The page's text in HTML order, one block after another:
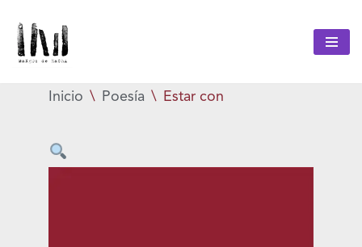
Saltar
contenido
Inicio \ Poesía \ Estar con